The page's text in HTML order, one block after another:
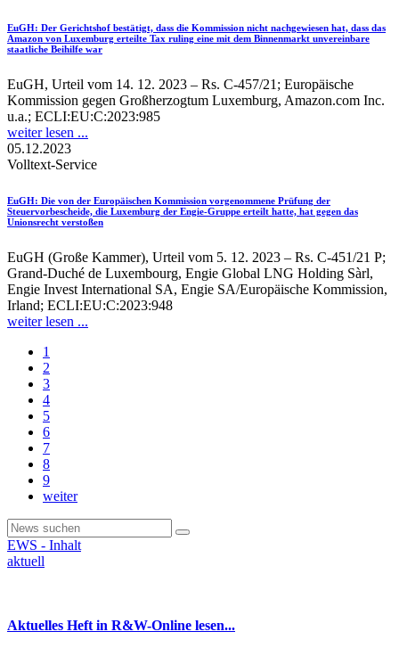
EuGH: Der Gerichtshof bestätigt, dass die Kommission nicht nachgewiesen hat, dass das
Amazon von Luxemburg erteilte Tax ruling eine mit dem Binnenmarkt unvereinbare
staatliche Beihilfe war
EuGH, Urteil vom 14. 12. 2023 – Rs. C-457/21; Europäische
Kommission gegen Großherzogtum Luxemburg, Amazon.com Inc.
u.a.; ECLI:EU:C:2023:985
weiter lesen ...
05.12.2023
Volltext-Service
EuGH: Die von der Europäischen Kommission vorgenommene Prüfung der
Steuervorbescheide, die Luxemburg der Engie-Gruppe erteilt hatte, hat gegen das
Unionsrecht verstoßen
EuGH (Große Kammer), Urteil vom 5. 12. 2023 – Rs. C-451/21 P;
Grand-Duché de Luxembourg, Engie Global LNG Holding Sàrl,
Engie Invest International SA, Engie SA/Europäische Kommission,
Irland; ECLI:EU:C:2023:948
weiter lesen ...
1
2
3
4
5
6
7
8
9
weiter
EWS - Inhalt
aktuell
Aktuelles Heft in R&W-Online lesen...